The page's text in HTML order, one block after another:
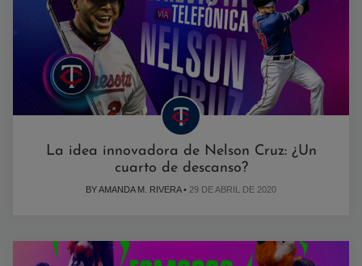
La idea innovadora de Nelson Cruz: ¿Un
cuarto de descanso?
BY AMANDA M. RIVERA • 29 DE ABRIL DE 2020